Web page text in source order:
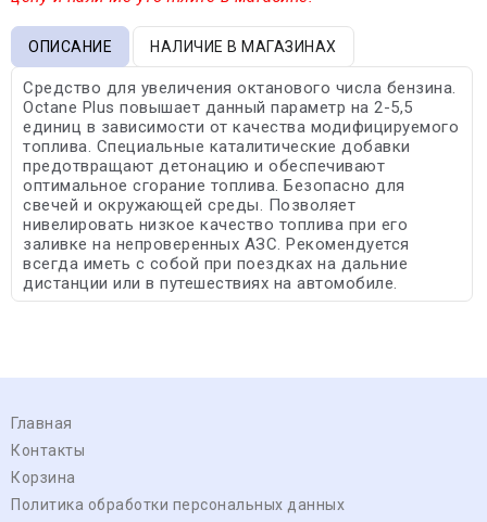
ОПИСАНИЕ НАЛИЧИЕ В МАГАЗИНАХ
Средство для увеличения октанового числа бензина.
Octane Plus повышает данный параметр на 2-5,5
единиц в зависимости от качества модифицируемого
топлива. Специальные каталитические добавки
предотвращают детонацию и обеспечивают
оптимальное сгорание топлива. Безопасно для
свечей и окружающей среды. Позволяет
нивелировать низкое качество топлива при его
заливке на непроверенных АЗС. Рекомендуется
всегда иметь с собой при поездках на дальние
дистанции или в путешествиях на автомобиле.
Главная
Контакты
Корзина
Политика обработки персональных данных